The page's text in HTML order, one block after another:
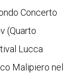
Concerto
(Quarto
Lucca
Malipiero nel